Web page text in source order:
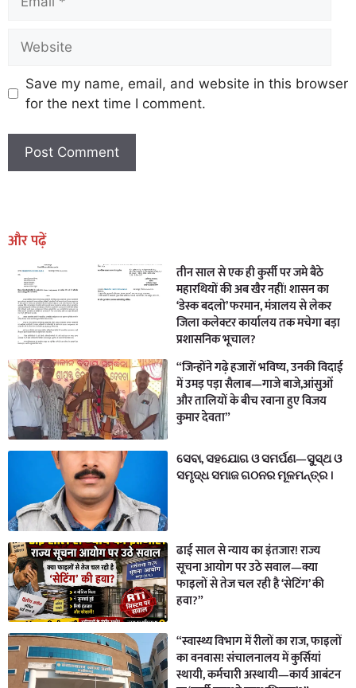
Save my name, email, and website in this browser
for the next time I comment.
और पढ़ें
तीन साल से एक ही कुर्सी पर जमे बैठे
महारथियों की अब खैर नहीं! शासन का
‘डेस्क बदलो’ फरमान, मंत्रालय से लेकर
जिला कलेक्टर कार्यालय तक मचेगा बड़ा
प्रशासनिक भूचाल?
“जिन्होंने गढ़े हजारों भविष्य, उनकी विदाई
में उमड़ पड़ा सैलाब—गाजे बाजे,आंसुओं
और तालियों के बीच रवाना हुए विजय
कुमार देवता”
ସେବା, ସହଯୋଗ ଓ ସମର୍ପଣ—ସୁସ୍ଥ ଓ
ସମୃଦ୍ଧ ସମାଜ ଗଠନର ମୂଳମନ୍ତ୍ର ।
ढाई साल से न्याय का इंतजार! राज्य
सूचना आयोग पर उठे सवाल—क्या
फाइलों से तेज चल रही है ‘सेटिंग’ की
हवा?”
“स्वास्थ्य विभाग में रीलों का राज, फाइलों
का वनवास! संचालनालय में कुर्सियां
स्थायी, कर्मचारी अस्थायी—कार्य आबंटन